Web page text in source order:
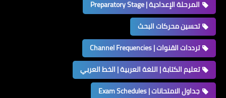
المرحلة الإعدادية | Preparatory Stage
تحسين محركات البحث
ترددات القنوات | Channel Frequencies
تعليم الكتابة | اللغة العربية | الخط العربي
جداول الامتحانات | Exam Schedules